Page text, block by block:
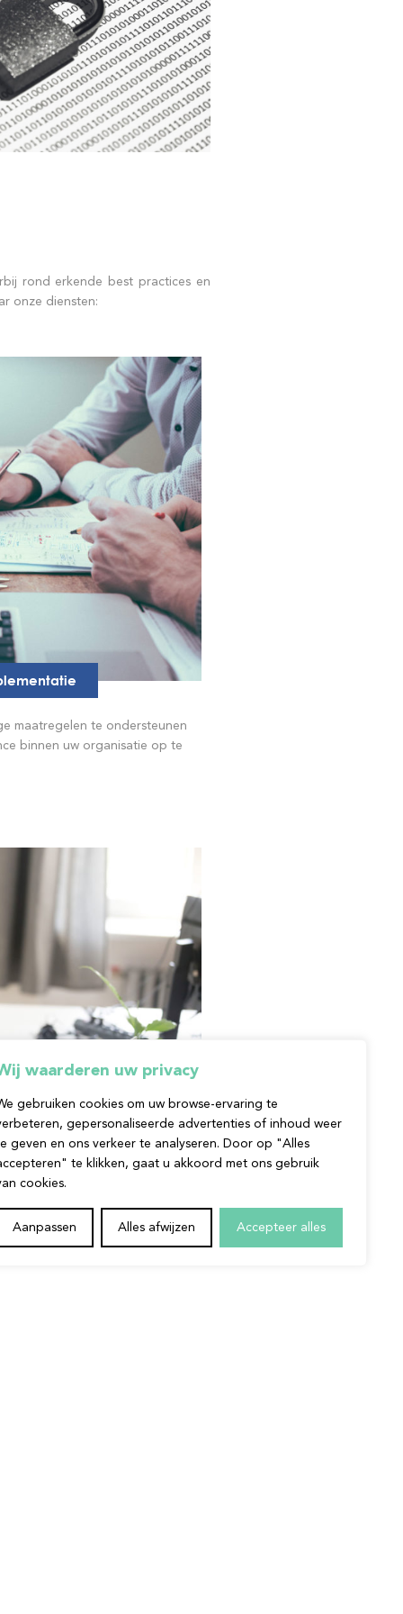
waarderen uw privacy
gebruiken cookies om uw browse-ervaring te
gepersonaliseerde advertenties of inhoud weer
geven en ons verkeer te analyseren. Door op "Alles
te klikken, gaat u akkoord met ons gebruik
cookies.
Aanpassen Alles afwijzen Accepteer alles
rond erkende best practices en
onze diensten:
maatregelen te ondersteunen
binnen uw organisatie op te